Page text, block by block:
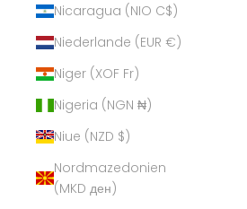
Nicaragua (NIO C$)
Niederlande (EUR €)
Niger (XOF Fr)
Nigeria (NGN ₦)
Niue (NZD $)
Nordmazedonien
(MKD ден)